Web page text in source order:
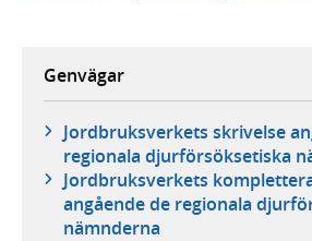
Genvägar
Jordbruksverkets skrivelse
regionala djurförsöksetiska
Jordbruksverkets
angående de regionala
nämnderna